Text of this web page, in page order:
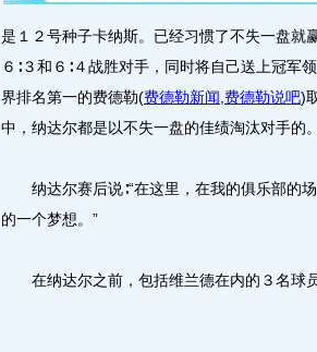
是１２号种子卡纳斯。已经习惯了不失一盘就
６∶３和６∶４战胜对手，同时将自己送上冠军
界排名第一的费德勒(费德勒新闻 费德勒说吧)
中，纳达尔都是以不失一盘的佳绩淘汰对手的。
纳达尔赛后说∶“在这里，在我的俱乐部的
的一个梦想。”
在纳达尔之前，包括维兰德在内的３名球员